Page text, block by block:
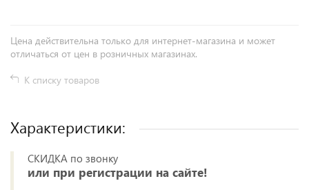
Цена действительна только для интернет-магазина и может
отличаться от цен в розничных магазинах.
К списку товаров
Характеристики:
СКИДКА по звонку
или при регистрации на сайте!